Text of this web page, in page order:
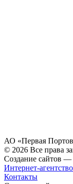
АО «Первая
© 2026 Все права
Создание сайтов —
Интернет-
Контакты